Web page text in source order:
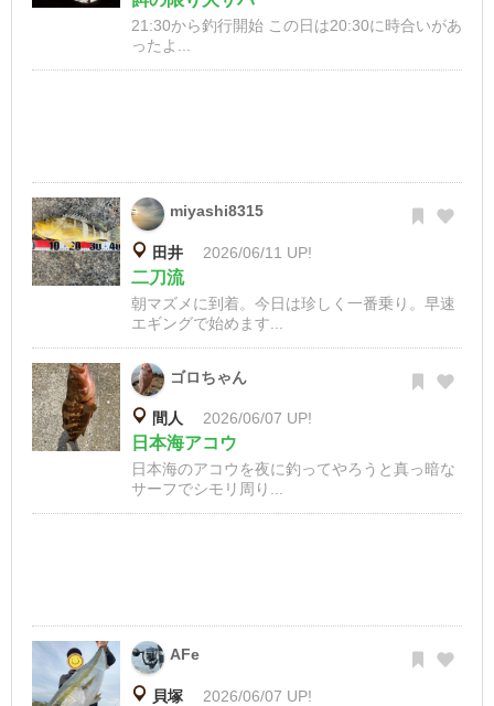
21:30から釣行開始 この日は20:30に時合いがあ
ったよ...
miyashi8315
田井 2026/06/11 UP!
二刀流
朝マズメに到着。今日は珍しく一番乗り。早速
エギングで始めます...
ゴロちゃん
間人 2026/06/07 UP!
日本海アコウ
日本海のアコウを夜に釣ってやろうと真っ暗な
サーフでシモリ周り...
AFe
貝塚 2026/06/07 UP!